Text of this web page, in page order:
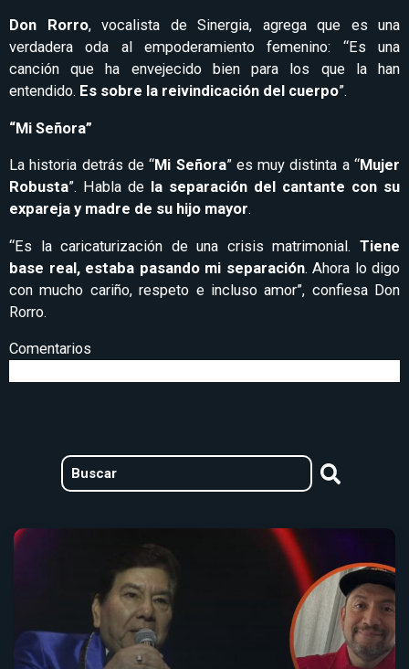
Don Rorro, vocalista de Sinergia, agrega que es una
verdadera oda al empoderamiento femenino: “Es una
canción que ha envejecido bien para los que la han
entendido. Es sobre la reivindicación del cuerpo”.
“Mi Señora”
La historia detrás de “Mi Señora” es muy distinta a “Mujer
Robusta”. Habla de
la separación del cantante con su
expareja y madre de su hijo mayor.
“Es la caricaturización de una crisis matrimonial. Tiene
base real, estaba pasando mi separación. Ahora lo digo
con mucho cariño, respeto e incluso amor”, confiesa Don
Rorro.
Comentarios